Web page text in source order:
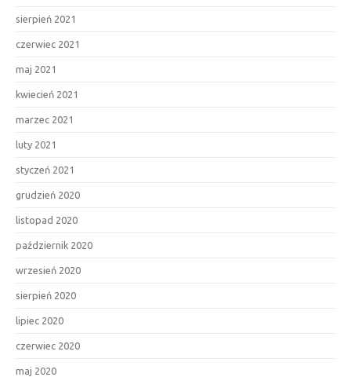
sierpień 2021
czerwiec 2021
maj 2021
kwiecień 2021
marzec 2021
luty 2021
styczeń 2021
grudzień 2020
listopad 2020
październik 2020
wrzesień 2020
sierpień 2020
lipiec 2020
czerwiec 2020
maj 2020